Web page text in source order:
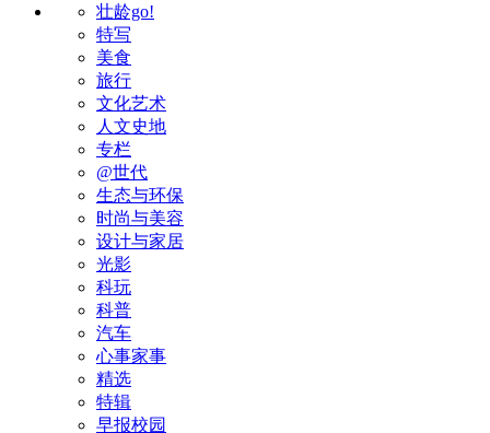
壮龄go!
特写
美食
旅行
文化艺术
人文史地
专栏
@世代
生态与环保
时尚与美容
设计与家居
光影
科玩
科普
汽车
心事家事
精选
特辑
早报校园